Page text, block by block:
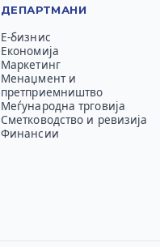
ДЕПАРТМАНИ
Е-бизнис
Економија
Маркетинг
Менаџмент и
претприемништво
Меѓународна трговија
Сметководство и ревизија
Финансии